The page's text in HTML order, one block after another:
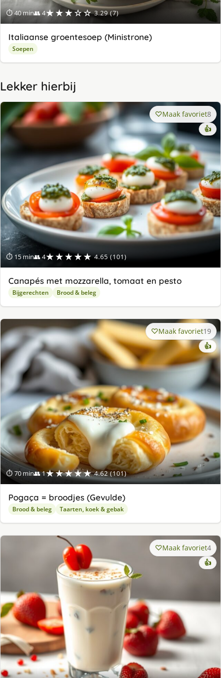
⏱ 40 min👥 4★★★☆☆ 3.29 (7)
Italiaanse groentesoep (Ministrone)
Soepen
Lekker hierbij
⏱ 15 min👥 4★★★★★ 4.65 (101)
Maak favoriet8
👍
Canapés met mozzarella, tomaat en pesto
Bijgerechten Brood & beleg
⏱ 70 min👥 1★★★★★ 4.62 (101)
Maak favoriet19
👍
Pogaça = broodjes (Gevulde)
Brood & beleg Taarten, koek & gebak
Maak favoriet4
👍